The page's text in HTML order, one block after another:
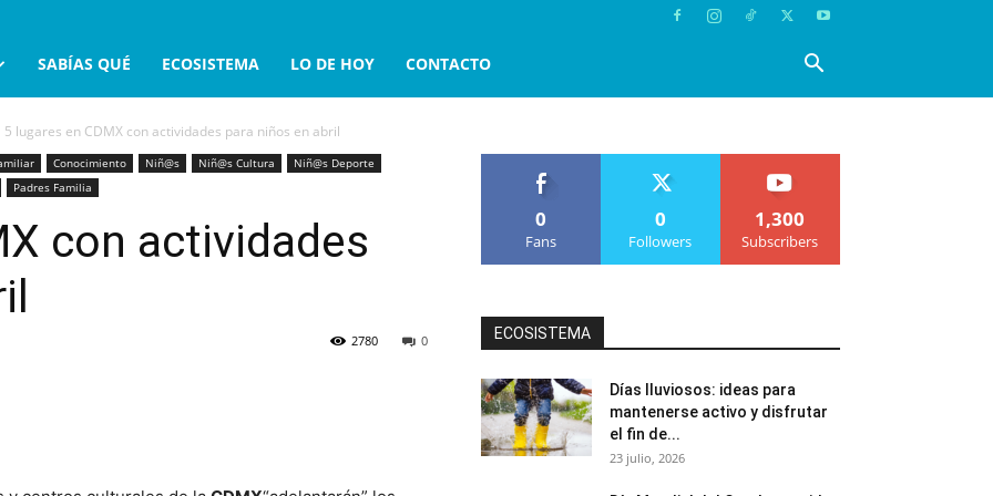
SABÍAS QUÉ ECOSISTEMA LO DE HOY CONTACTO
5 lugares en CDMX con actividades para niños en abril
Conocimiento Niñ@s Niñ@s Cultura
Niñ@s Deporte
Padres Familia
con actividades
0
2780
0
Fans
0
Followers
1,300
Subscribers
ECOSISTEMA
Días lluviosos: ideas para
mantenerse activo y disfrutar
el fin de...
23 julio, 2026